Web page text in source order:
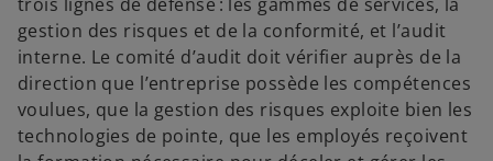
gestion des risques et de la conformité, et l’audit
interne. Le comité d’audit doit vérifier auprès de la
direction que l’entreprise possède les compétences
voulues, que la gestion des risques exploite bien les
technologies de pointe, que les employés reçoivent